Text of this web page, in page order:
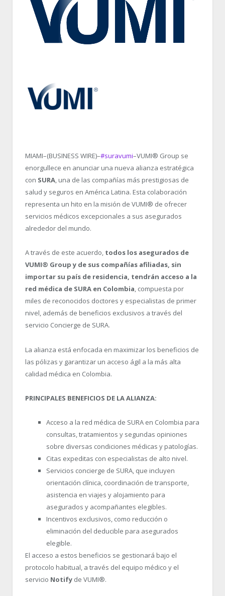
MIAMI–(BUSINESS WIRE)–#suravumi–VUMI® Group se
enorgullece en anunciar una nueva alianza estratégica
con SURA, una de las compañías más prestigiosas de
salud y seguros en América Latina. Esta colaboración
representa un hito en la misión de VUMI® de ofrecer
servicios médicos excepcionales a sus asegurados
alrededor del mundo.
A través de este acuerdo, todos los asegurados de
VUMI® Group y de sus compañías afiliadas, sin
importar su país de residencia, tendrán acceso a la
red médica de SURA en Colombia, compuesta por
miles de reconocidos doctores y especialistas de primer
nivel, además de beneficios exclusivos a través del
servicio Concierge de SURA.
La alianza está enfocada en maximizar los beneficios de
las pólizas y garantizar un acceso ágil a la más alta
calidad médica en Colombia.
PRINCIPALES BENEFICIOS DE LA ALIANZA:
Acceso a la red médica de SURA en Colombia para
consultas, tratamientos y segundas opiniones
sobre diversas condiciones médicas y patologías.
Citas expeditas con especialistas de alto nivel.
Servicios concierge de SURA, que incluyen
orientación clínica, coordinación de transporte,
asistencia en viajes y alojamiento para
asegurados y acompañantes elegibles.
Incentivos exclusivos, como reducción o
eliminación del deducible para asegurados
elegible.
El acceso a estos beneficios se gestionará bajo el
protocolo habitual, a través del equipo médico y el
servicio Notify de VUMI®.